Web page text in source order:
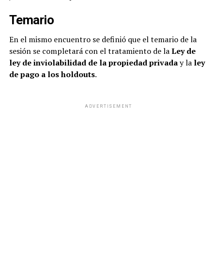
Temario
En el mismo encuentro se definió que el temario de la
sesión se completará con el tratamiento de laLey de
ley de inviolabilidad de la propiedad privaday la ley
de pago a los holdouts.
ADVERTISEMENT